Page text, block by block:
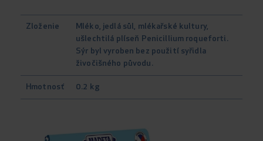
Zloženie
Mléko, jedlá sůl, mlékařské kultury,
ušlechtilá plíseň Penicillium roqueforti.
Sýr byl vyroben bez použití syřidla
živočišného původu.
Hmotnosť 0.2 kg